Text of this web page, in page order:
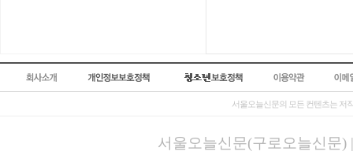
서울오늘신문의 모든 컨텐츠는 저
서울오늘신문(구로오늘신문)